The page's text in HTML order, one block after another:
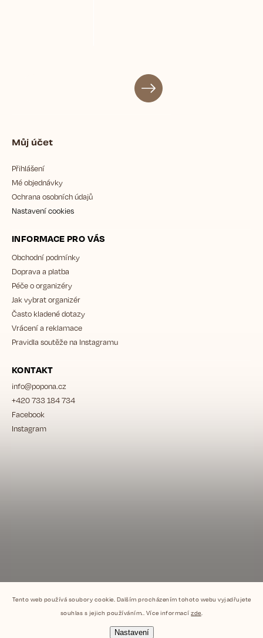
Tento web používá soubory cookie. Dalším procházením tohoto webu vyjadřujete
souhlas s jejich používáním.. Více informacízde
Nastavení
Můj účet
Přihlášení
Mé objednávky
Ochrana osobních údajů
Nastavení cookies
INFORMACE PRO VÁS
Obchodní podmínky
Doprava a platba
Péče o organizéry
Jak vybrat organizér
Často kladené dotazy
Vrácení a reklamace
Pravidla soutěže na Instagramu
KONTAKT
info@popona.cz
+420 733 184 734
Facebook
Instagram